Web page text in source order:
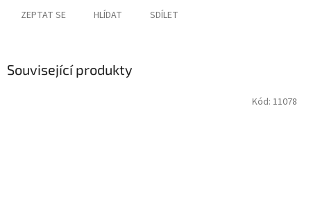
ZEPTAT SE HLÍDAT SDÍLET
Související produkty
Kód: 11078